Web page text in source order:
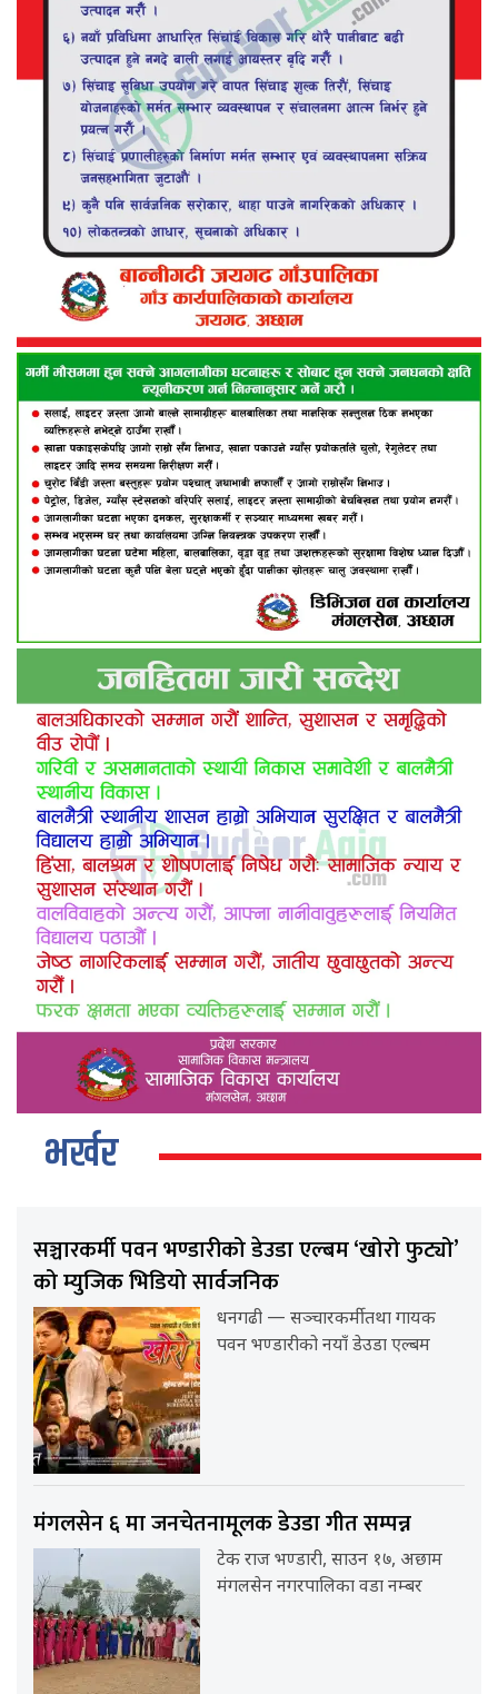
भर्खर
सञ्चारकर्मी पवन भण्डारीको डेउडा एल्बम ‘खोरो फुट्यो’
को म्युजिक भिडियो सार्वजनिक
धनगढी — सञ्चारकर्मी तथा गायक
पवन भण्डारीको नयाँ डेउडा एल्बम
मंगलसेन ६ मा जनचेतनामूलक डेउडा गीत सम्पन्न
टेक राज भण्डारी, साउन १७, अछाम
मंगलसेन नगरपालिका वडा नम्बर